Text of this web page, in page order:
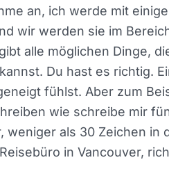
Amy, was sollten wir
an, ich werde mit
wir werden sie im
alle möglichen Dinge,
kannst. Du hast es
fühlst. Aber zum